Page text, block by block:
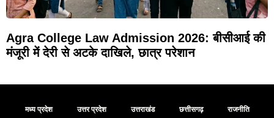
Agra College Law Admission 2026: बीसीआई की
मंजूरी में देरी से अटके दाखिले, छात्र परेशान
मध्य प्रदेश उत्तर प्रदेश उत्तराखंड छत्तीसगढ़ राजनीति